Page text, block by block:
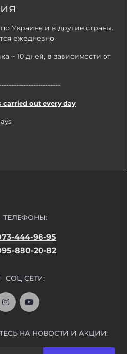
Украине и в другие страны.
ежедневно
~ 10 дней, в зависимости от
carried out every day
ТЕЛЕФОНЫ:
444-98-95
880-20-82
СОЦ СЕТИ:
НА НОВОСТИ И АКЦИИ: